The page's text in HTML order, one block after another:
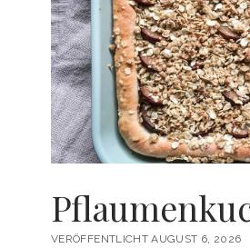
VERÖFFENTLICHT AUGUST 6, 2026